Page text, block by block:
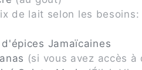
de lait selon les
Jamaïcaines
(si vous avez accès à